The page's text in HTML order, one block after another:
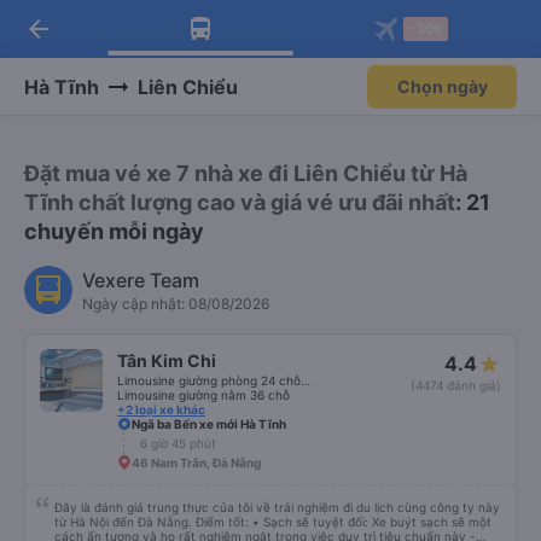
Tải app Vexere ngay!
Nhận ưu đãi thành viên độc
Mở app
Tải app Vexere
-30k/ghế khi đặt vé máy bay qua
Mở app
arrow_back
Hà Tĩnh Liên Chiểu Chọn ngày
Đặt mua vé xe 7 nhà xe đi Liên Chiểu từ Hà
Tĩnh chất lượng cao và giá vé ưu đãi nhất: 21
chuyến mỗi ngày
Vexere Team
Ngày cập nhật: 08/08/2026
Tân Kim Chi
Limousine giường nằm 36 chỗ
+2 loại xe khác
4.4
(4474 đánh giá)
Ngã ba Bến xe mới Hà Tĩnh
6 giờ 45 phút
46 Nam Trân, Đà Nẵng
Đây là đánh giá trung thực của tôi về trải nghiệm đi du lịch cùng công ty này
từ Hà Nội đến Đà Nẵng. Điểm tốt: • Sạch sẽ tuyệt đối: Xe buýt sạch sẽ một
cách ấn tượng và họ rất nghiêm ngặt trong việc duy trì tiêu chuẩn này -